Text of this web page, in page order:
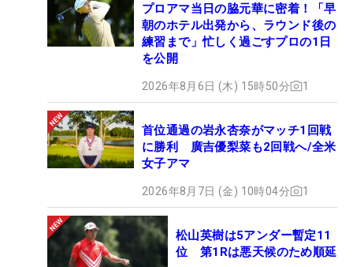
プロアマ当日の脇元華に密着！「早
朝のホテル出発から、ラウンド後の
練習まで」忙しく過ごすプロの1日
を公開
2026年8月6日 (木) 15時50分 1
首位通過の岩永杏奈がマッチ1回戦
に勝利 廣吉優梨菜も2回戦へ/全米
女子アマ
2026年8月7日 (金) 10時04分 1
松山英樹は5アンダー暫定11
位 第1Rは悪天候のため順延